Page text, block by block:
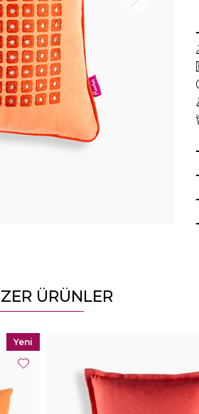
ÜRÜNLER
Yeni